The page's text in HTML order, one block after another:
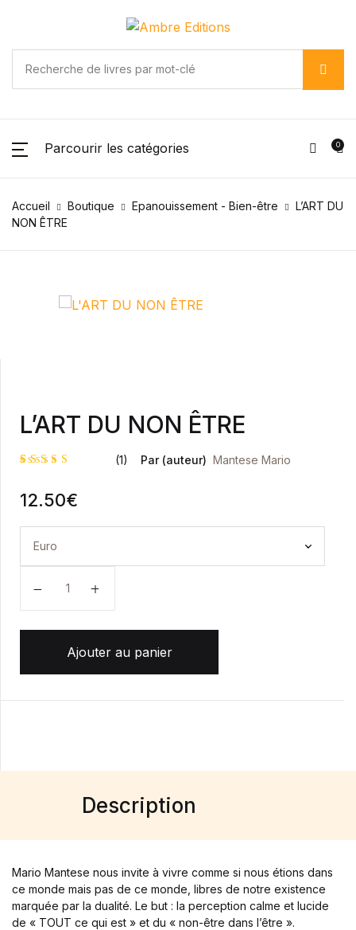
Parcourir les catégories 0
Accueil Boutique Epanouissement - Bien-être
L’ART DU
NON ÊTRE
L’ART DU NON ÊTRE
sur 5
basé sur
client
(1) Par (auteur) Mantese Mario
12.50€
Ajouter au panier
Description
Mario Mantese nous invite à vivre comme si nous étions dans
ce monde mais pas de ce monde, libres de notre existence
marquée par la dualité. Le but : la perception calme et lucide
de « TOUT ce qui est » et du « non-être dans l’être ».